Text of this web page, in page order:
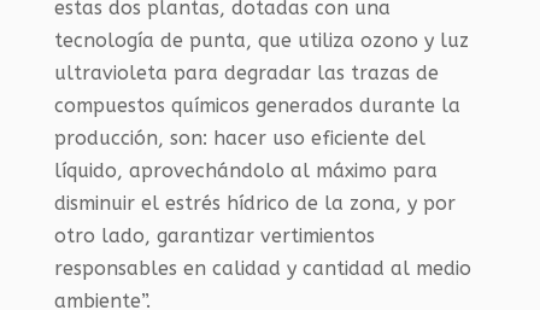
estas dos plantas, dotadas con una
tecnología de punta, que utiliza ozono y luz
ultravioleta para degradar las trazas de
compuestos químicos generados durante la
producción, son: hacer uso eficiente del
líquido, aprovechándolo al máximo para
disminuir el estrés hídrico de la zona, y por
otro lado, garantizar vertimientos
responsables en calidad y cantidad al medio
ambiente”.